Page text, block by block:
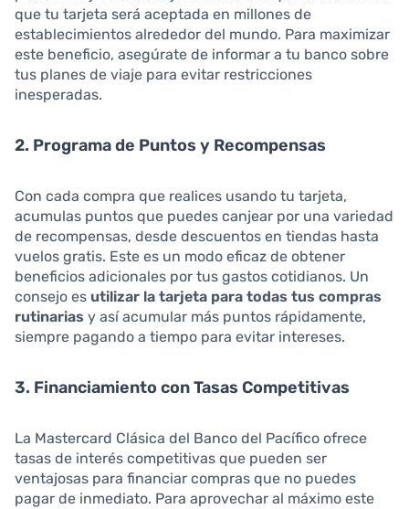
que tu tarjeta será aceptada en millones de
establecimientos alrededor del mundo. Para maximizar
este beneficio, asegúrate de informar a tu banco sobre
tus planes de viaje para evitar restricciones
inesperadas.
2. Programa de Puntos y Recompensas
Con cada compra que realices usando tu tarjeta,
acumulas puntos que puedes canjear por una variedad
de recompensas, desde descuentos en tiendas hasta
vuelos gratis. Este es un modo eficaz de obtener
beneficios adicionales por tus gastos cotidianos. Un
consejo es utilizar la tarjeta para todas tus compras
rutinarias y así acumular más puntos rápidamente,
siempre pagando a tiempo para evitar intereses.
3. Financiamiento con Tasas Competitivas
La Mastercard Clásica del Banco del Pacífico ofrece
tasas de interés competitivas que pueden ser
ventajosas para financiar compras que no puedes
pagar de inmediato. Para aprovechar al máximo este